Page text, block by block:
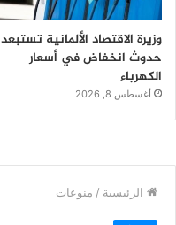
وزيرة الاقتصاد الألمانية تستبعد
حدوث انخفاض في أسعار
الكهرباء
أغسطس 8, 2026